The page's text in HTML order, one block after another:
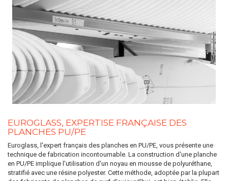
EUROGLASS, EXPERTISE FRANÇAISE DES
PLANCHES PU/PE
Euroglass, l'expert français des planches en PU/PE, vous présente une
technique de fabrication incontournable. La construction d'une planche
en PU/PE implique l'utilisation d'un noyau en mousse de polyuréthane,
stratifié avec une résine polyester. Cette méthode, adoptée par la plupart